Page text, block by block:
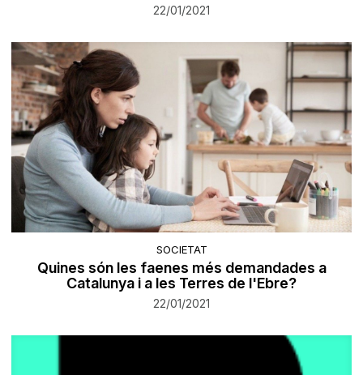
22/01/2021
SOCIETAT
Quines són les faenes més demandades a
Catalunya i a les Terres de l'Ebre?
22/01/2021